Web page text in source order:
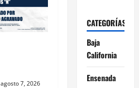
agosto 7, 2026
CATEGORÍAS
Baja
California
Ensenada